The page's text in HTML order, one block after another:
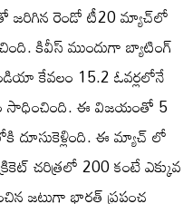
జరిగిన రెండో టీ20 మ్యాచ్‌లో
కివీస్ ముందుగా బ్యాటింగ్
కేవలం 15.2 ఓవర్లలోనే
సాధించింది. ఈ విజయంతో 5
దూసుకెళ్లింది. ఈ మ్యాచ్ లో
చరిత్రలో 200 కంటే ఎక్కువ
జట్టుగా భారత్ ప్రపంచ